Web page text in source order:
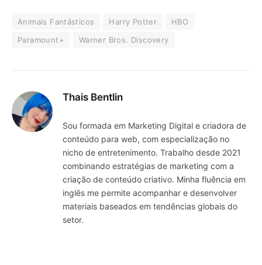
Animais Fantásticos Harry Potter
HBO
Paramount+
Warner Bros. Discovery
Thais Bentlin
Sou formada em Marketing Digital e criadora de
conteúdo para web, com especialização no
nicho de entretenimento. Trabalho desde 2021
combinando estratégias de marketing com a
criação de conteúdo criativo. Minha fluência em
inglês me permite acompanhar e desenvolver
materiais baseados em tendências globais do
setor.